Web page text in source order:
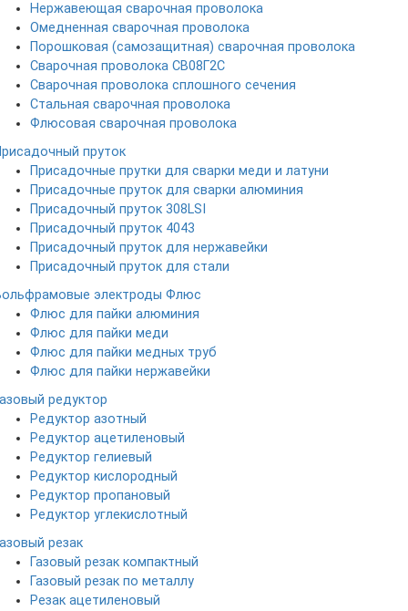
Нержавеющая сварочная проволока
Омедненная сварочная проволока
Порошковая (самозащитная) сварочная проволока
Сварочная проволока СВ08Г2С
Сварочная проволока сплошного сечения
Стальная сварочная проволока
Флюсовая сварочная проволока
пруток
Присадочные прутки для сварки меди и латуни
Присадочные пруток для сварки алюминия
Присадочный пруток 308LSI
Присадочный пруток 4043
Присадочный пруток для нержавейки
Присадочный пруток для стали
электроды Флюс
Флюс для пайки алюминия
Флюс для пайки меди
Флюс для пайки медных труб
Флюс для пайки нержавейки
редуктор
Редуктор азотный
Редуктор ацетиленовый
Редуктор гелиевый
Редуктор кислородный
Редуктор пропановый
Редуктор углекислотный
резак
Газовый резак компактный
Газовый резак по металлу
Резак ацетиленовый